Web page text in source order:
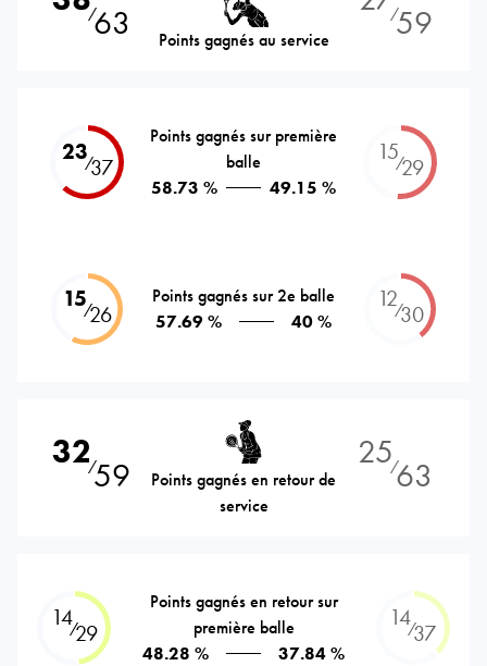
⁄63 Points gagnés au service
⁄59
23⁄37
Points gagnés sur première
balle
58.73 %
49.15 %
15⁄29
15⁄26
Points gagnés sur 2e balle
57.69 %
40 %
12⁄30
32⁄59
Points gagnés en retour de
service
25⁄63
14⁄29
Points gagnés en retour sur
première balle
48.28 %
37.84 %
14⁄37